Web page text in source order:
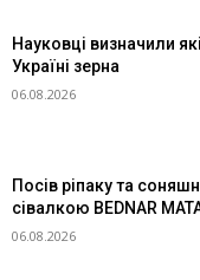
Науковці визначили
Україні зерна
06.08.2026
Посів ріпаку та
сівалкою BEDNAR
06.08.2026